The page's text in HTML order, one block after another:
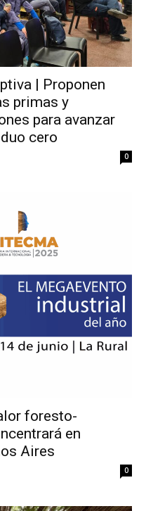
| Proponen
primas y
para avanzar
cero
0
foresto-
en
Aires
0